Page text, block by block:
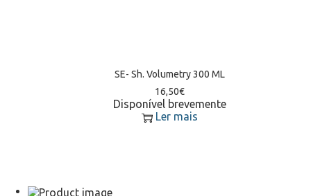
SE- Sh. Volumetry 300 ML
16,50€
Disponível brevemente
Ler mais